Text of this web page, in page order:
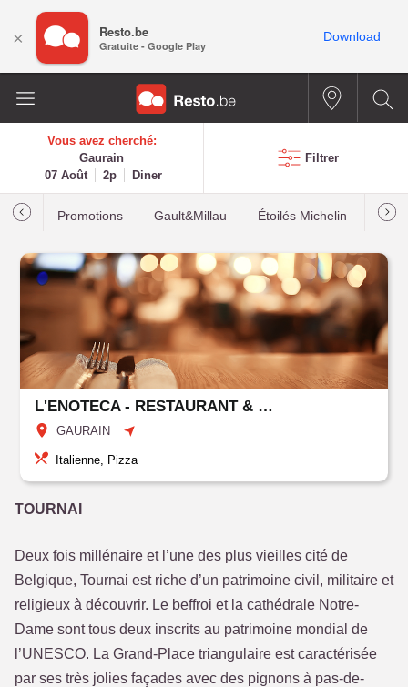
Vous avez cherché:
Gaurain
07 Août
2p Diner
Filtrer
Promotions Gault&Millau Étoilés Michelin Les
L'ENOTECA - RESTAURANT & SALLE DE RÉCEPTION
GAURAIN
Italienne, Pizza
TOURNAI
Deux fois millénaire et l’une des plus vieilles cité de
Belgique, Tournai est riche d’un patrimoine civil, militaire et
religieux à découvrir. Le beffroi et la cathédrale Notre-
Dame sont tous deux inscrits au patrimoine mondial de
l’UNESCO. La Grand-Place triangulaire est caractérisée
par ses très jolies façades avec des pignons à pas-de-
× Resto.be
Gratuite - Google Play
Download